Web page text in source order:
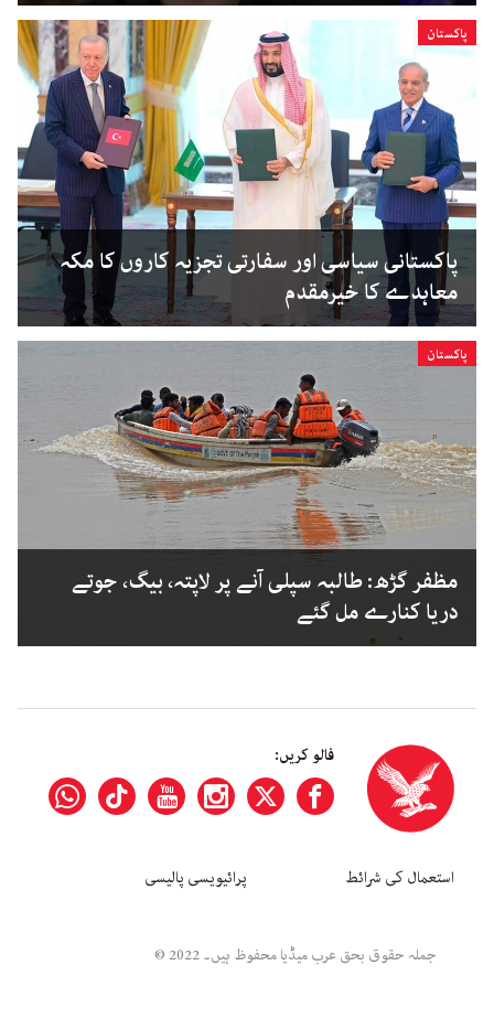
پاکستان
پاکستانی سیاسی اور سفارتی تجزیہ کاروں کا مکہ
معاہدے کا خیرمقدم
پاکستان
مظفر گڑھ: طالبہ سپلی آنے پر لاپتہ، بیگ، جوتے
دریا کنارے مل گئے
فالو کریں:
استعمال کی شرائط پرائیویسی پالیسی
جملہ حقوق بحق عرب میڈیا محفوظ ہیں۔ 2022 ©